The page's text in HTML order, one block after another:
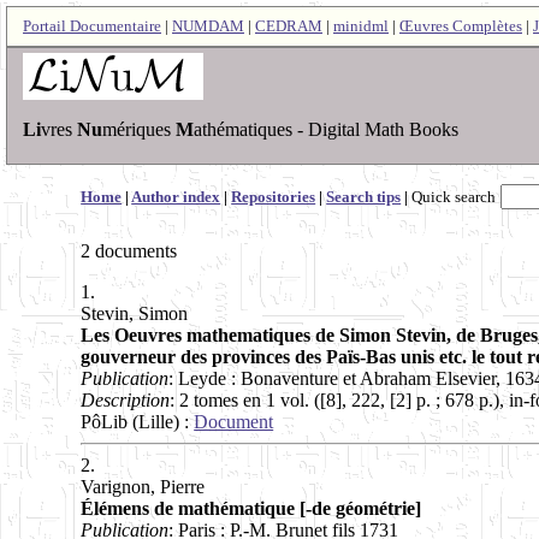
Portail Documentaire | NUMDAM | CEDRAM | minidml | Œuvres Complètes |
Livres Numériques Mathématiques - Digital Math Books
Home |Author index |Repositories |Search tips |Quick search
2 documents
1.
Stevin, Simon
Les Oeuvres mathematiques de Simon Stevin, de
gouverneur des provinces des Païs-Bas unis etc. le
Publication: Leyde : Bonaventure et Abraham Elsevier,
Description: 2 tomes en 1 vol. ([8], 222, [2] p. ; 678 p.), in-
PôLib (Lille) :Document
2.
Varignon, Pierre
Élémens de mathématique [-de géométrie]
Publication: Paris : P.-M. Brunet fils 1731